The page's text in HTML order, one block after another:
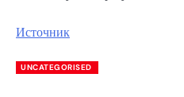
Источник
UNCATEGORISED